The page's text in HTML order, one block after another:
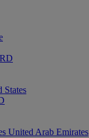
States
United Arab Emirates